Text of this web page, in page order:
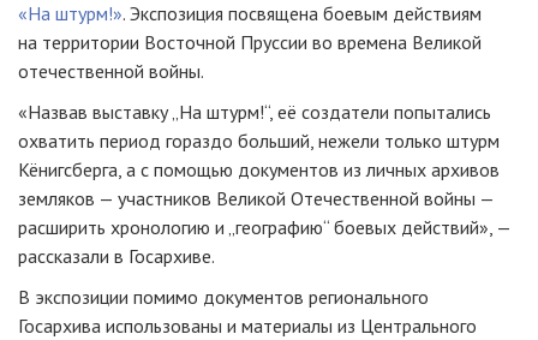
«На штурм!». Экспозиция посвящена боевым действиям
на территории Восточной Пруссии во времена Великой
отечественной войны.
«Назвав выставку „На штурм!“, её создатели попытались
охватить период гораздо больший, нежели только штурм
Кёнигсберга, а с помощью документов из личных архивов
земляков — участников Великой Отечественной войны —
расширить хронологию и „географию“ боевых действий», —
рассказали в Госархиве.
В экспозиции помимо документов регионального
Госархива использованы и материалы из Центрального